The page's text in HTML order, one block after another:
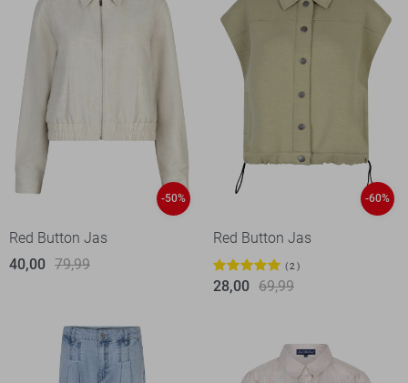
-50%
Red Button Jas
40,00 79,99
-60%
Red Button Jas
2
28,00 69,99